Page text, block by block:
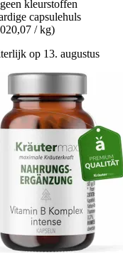
kleurstoffen
capsulehuls
/ kg)
op 13. augustus